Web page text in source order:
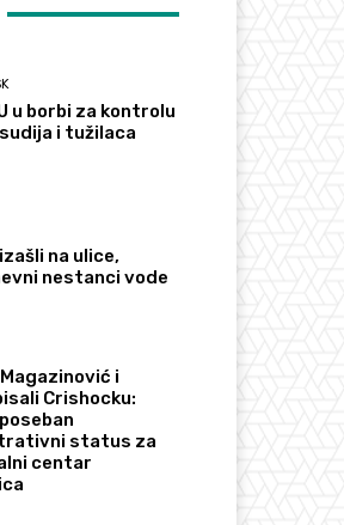
u borbi za kontrolu
i tužilaca
na ulice,
nestanci vode
i
Crishocku:
status za
centar